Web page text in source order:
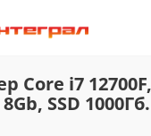
Core i7 12700F,
SSD